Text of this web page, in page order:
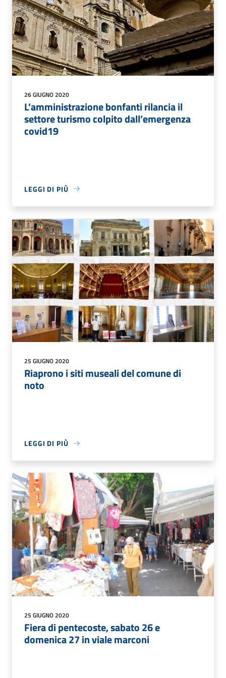
26 GIUGNO 2020
L’amministrazione bonfanti rilancia il
settore turismo colpito dall’emergenza
covid19
LEGGI DI PIÙ
25 GIUGNO 2020
Riaprono i siti museali del comune di
noto
LEGGI DI PIÙ
25 GIUGNO 2020
Fiera di pentecoste, sabato 26 e
domenica 27 in viale marconi